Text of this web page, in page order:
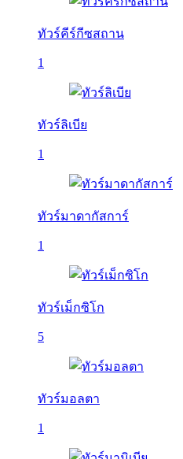
ทัวร์คีร์กีซสถาน
1
ทัวร์ลิเบีย
1
ทัวร์มาดากัสการ์
1
ทัวร์เม็กซิโก
5
ทัวร์มอลตา
1